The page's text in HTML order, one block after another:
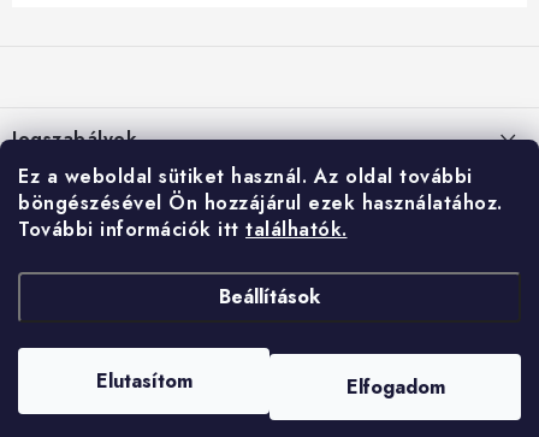
Ez a weboldal sütiket használ. Az oldal további
böngészésével Ön hozzájárul ezek használatához.
További információk itt találhatók.
Beállítások
Elutasítom Elfogadom
l
é Jogszabályok
Suti (cookie) szabalyzat
Személyes adatok feldolgozása
Általános Szerződési Feltételek
Panasztételi űrlap
Reklamációs szabályzat
A vélemények feldolgozására vonatkozó szabályok
E-shop
Tetők
Shoptet Premium készítette
Nastavil tým EshopyUmíme.cz
Az EshopyUmíme.cz által beállítva